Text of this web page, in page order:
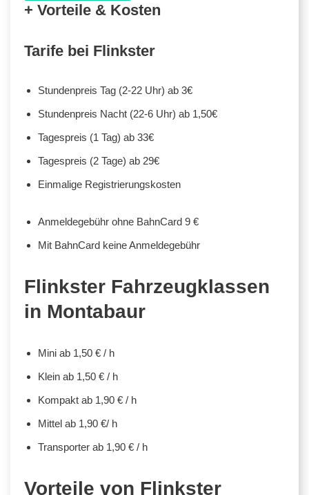
+ Vorteile & Kosten
Tarife bei Flinkster
Stundenpreis Tag (2-22 Uhr) ab 3€
Stundenpreis Nacht (22-6 Uhr) ab 1,50€
Tagespreis (1 Tag) ab 33€
Tagespreis (2 Tage) ab 29€
Einmalige Registrierungskosten
Anmeldegebühr ohne BahnCard 9 €
Mit BahnCard keine Anmeldegebühr
Flinkster Fahrzeugklassen
in Montabaur
Mini ab 1,50 € / h
Klein ab 1,50 € / h
Kompakt ab 1,90 € / h
Mittel ab 1,90 €/ h
Transporter ab 1,90 € / h
Vorteile von Flinkster